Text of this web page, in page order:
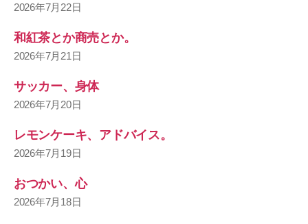
2026年7月22日
和紅茶とか商売とか。
2026年7月21日
サッカー、身体
2026年7月20日
レモンケーキ、アドバイス。
2026年7月19日
おつかい、心
2026年7月18日